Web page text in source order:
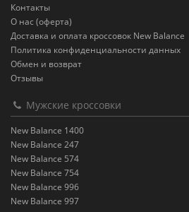
Контакты
О нас (оферта)
Доставка и оплата кроссовок New Balance
Политика конфиденциальности данных
Обмен и возврат
Отзывы
Мужские кроссовки
New Balance 1400
New Balance 247
New Balance 574
New Balance 754
New Balance 996
New Balance 997